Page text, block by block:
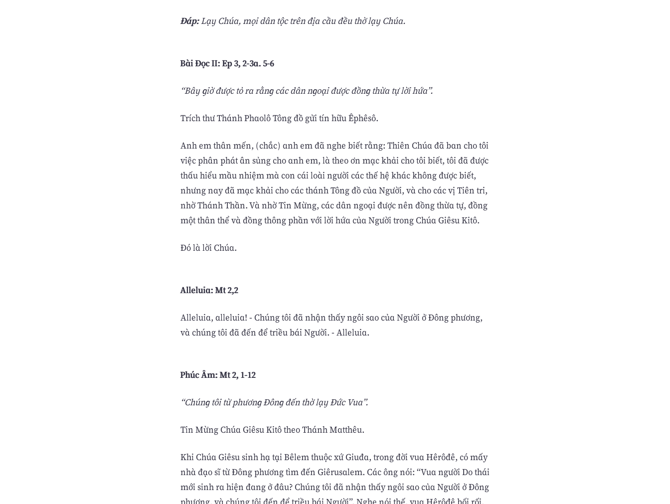
Ðáp:Lạy Chúa, mọi dân tộc trên địa cầu đều thờ lạy Chúa.
Bài Ðọc II: Ep 3, 2-3a. 5-6
“Bây giờ được tỏ ra rằng các dân ngoại được đồng thừa tự lời hứa”.
Trích thư Thánh Phaolô Tông đồ gửi tín hữu Êphêsô.
Anh em thân mến, (chắc) anh em đã nghe biết rằng: Thiên Chúa đã ban cho tôi
việc phân phát ân sủng cho anh em, là theo ơn mạc khải cho tôi biết, tôi đã được
thấu hiểu mầu nhiệm mà con cái loài người các thế hệ khác không được biết,
nhưng nay đã mạc khải cho các thánh Tông đồ của Người, và cho các vị Tiên tri,
nhờ Thánh Thần. Và nhờ Tin Mừng, các dân ngoại được nên đồng thừa tự, đồng
một thân thể và đồng thông phần với lời hứa của Người trong Chúa Giêsu Kitô.
Ðó là lời Chúa.
Alleluia: Mt 2,2
Alleluia, alleluia! - Chúng tôi đã nhận thấy ngôi sao của Người ở Ðông phương,
và chúng tôi đã đến để triều bái Người. - Alleluia.
Phúc Âm: Mt 2, 1-12
“Chúng tôi từ phương Ðông đến thờ lạy Ðức Vua”.
Tin Mừng Chúa Giêsu Kitô theo Thánh Matthêu.
Khi Chúa Giêsu sinh hạ tại Bêlem thuộc xứ Giuđa, trong đời vua Hêrôđê, có mấy
nhà đạo sĩ từ Ðông phương tìm đến Giêrusalem. Các ông nói: “Vua người Do thái
mới sinh ra hiện đang ở đâu? Chúng tôi đã nhận thấy ngôi sao của Người ở Ðông